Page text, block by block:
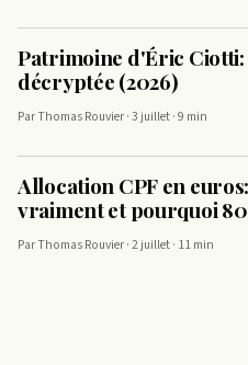
Patrimoine d'Éric
décryptée (2026)
Par Thomas Rouvier · 3 juillet · 9 min
Allocation CPF en
vraiment et pourquoi
Par Thomas Rouvier · 2 juillet · 11 min